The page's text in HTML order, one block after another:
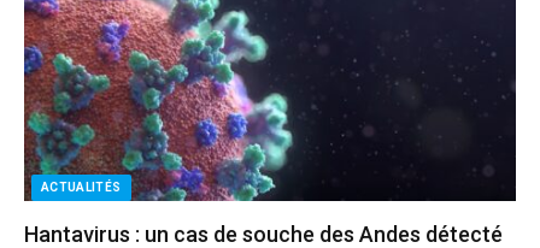
ACTUALITÉS
Hantavirus : un cas de souche des Andes détecté